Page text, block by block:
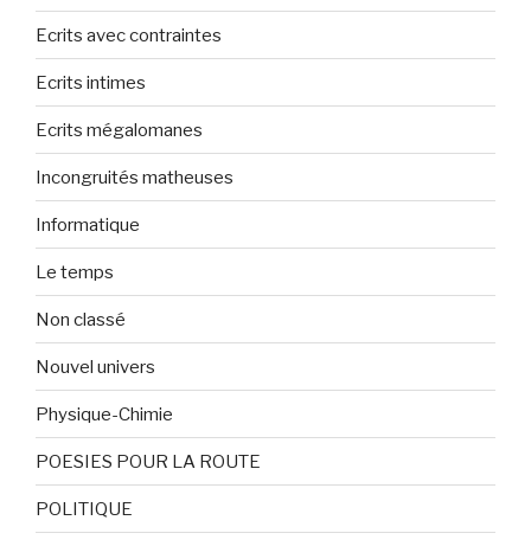
Ecrits avec contraintes
Ecrits intimes
Ecrits mégalomanes
Incongruités matheuses
Informatique
Le temps
Non classé
Nouvel univers
Physique-Chimie
POESIES POUR LA ROUTE
POLITIQUE